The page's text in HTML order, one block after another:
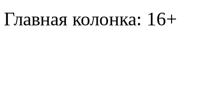
Главная колонка: 16+